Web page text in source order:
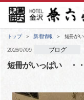
トップ 新着情報 短冊が
2026/07/09 ブログ
短冊がいっぱい ・・